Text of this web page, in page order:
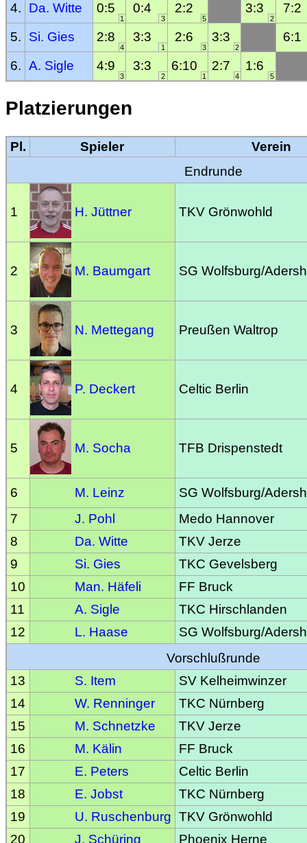
4. Da. Witte 0:5 0:4 2:2 3:3 7:2
1 3 5 2
5. Si. Gies 2:8 3:3 2:6 3:3 6:1
4 1 3 2
6. A. Sigle 4:9 3:3 6:10 2:7 1:6
3 2 1 4 5
Platzierungen
Pl. Spieler
Verein
Endrunde
1 H. Jüttner TKV Grönwohld
2 M. Baumgart SG Wolfsburg/
3 N. Mettegang Preußen Waltrop
4 P. Deckert Celtic Berlin
5 M. Socha TFB Drispenstedt
6 M. Leinz
SG Wolfsburg/
7
J. Pohl
Medo Hannover
8
Da. Witte
TKV Jerze
9
Si. Gies
TKC Gevelsberg
10
Man. Häfeli
FF Bruck
11
A. Sigle
TKC Hirschlanden
12
L. Haase
SG Wolfsburg/
Vorschlußrunde
13
S. Item
SV Kelheimwinzer
14
W. Renninger
TKC Nürnberg
15
M. Schnetzke
TKV Jerze
16
M. Kälin
FF Bruck
17
E. Peters
Celtic Berlin
18
E. Jobst
TKC Nürnberg
19
U. Ruschenburg TKV Grönwohld
20
J. Schüring Phoenix Herne